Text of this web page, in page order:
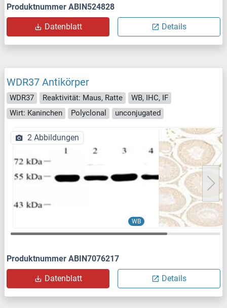
Produktnummer ABIN524828
Datenblatt Details
WDR37 Antikörper
WDR37 Reaktivität: Maus, Ratte
WB, IHC, IF
Wirt: Kaninchen
Polyclonal unconjugated
WB
2 Abbildungen
Produktnummer ABIN7076217
Datenblatt Details